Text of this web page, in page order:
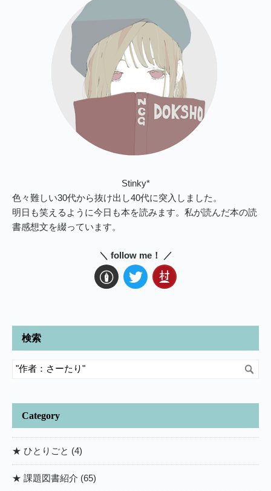
Stinky*
色々難しい30代から抜け出し40代に突入しました。
明日も笑えるように今日も本を読みます。私が読んだ本の読
書感想文を綴っています。
＼ follow me！ ／
検索
Category
★ ひとりごと (4)
★ 課題図書紹介 (65)